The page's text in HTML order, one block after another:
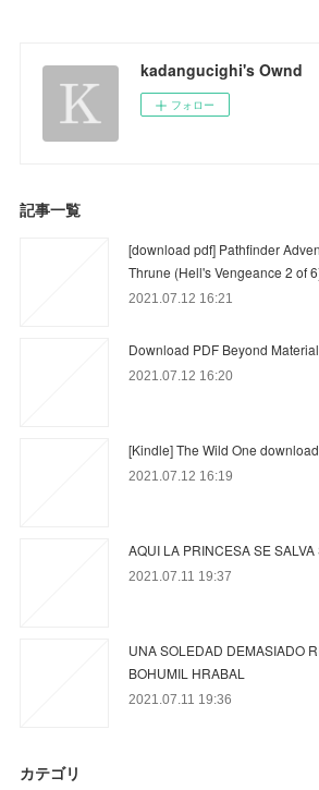
kadangucighi's Ownd
フォロー
記事一覧
[download pdf] Pathfinder
Thrune (Hell's Vengeance 2 of
2021.07.12 16:21
Download PDF Beyond
2021.07.12 16:20
[Kindle] The Wild One download
2021.07.12 16:19
AQUI LA PRINCESA SE
2021.07.11 19:37
UNA SOLEDAD DEMASIADO
BOHUMIL HRABAL
2021.07.11 19:36
カテゴリ